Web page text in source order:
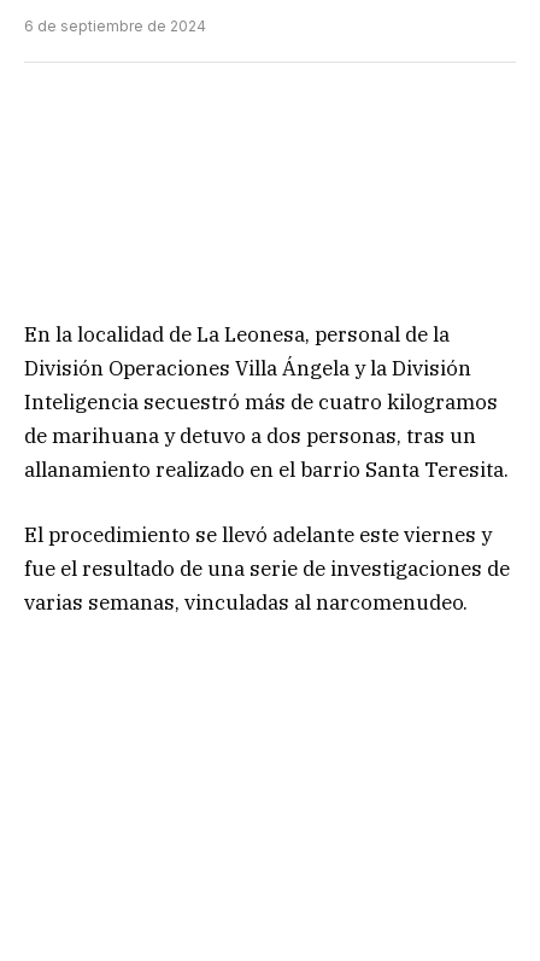
6 de septiembre de 2024
En la localidad de La Leonesa, personal de la
División Operaciones Villa Ángela y la División
Inteligencia secuestró más de cuatro kilogramos
de marihuana y detuvo a dos personas, tras un
allanamiento realizado en el barrio Santa Teresita.
El procedimiento se llevó adelante este viernes y
fue el resultado de una serie de investigaciones de
varias semanas, vinculadas al narcomenudeo.